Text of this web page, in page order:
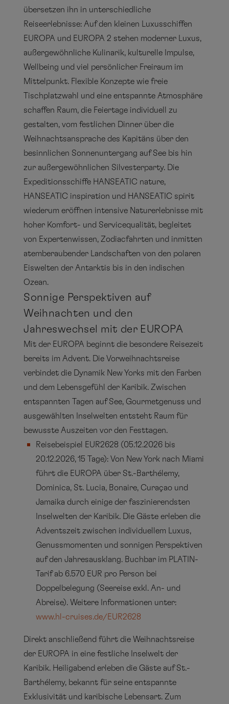
übersetzen ihn in unterschiedliche
Reiseerlebnisse: Auf den kleinen Luxusschiffen
EUROPA und EUROPA 2 stehen moderner Luxus,
außergewöhnliche Kulinarik, kulturelle Impulse,
Wellbeing und viel persönlicher Freiraum im
Mittelpunkt. Flexible Konzepte wie freie
Tischplatzwahl und eine entspannte Atmosphäre
schaffen Raum, die Feiertage individuell zu
gestalten, vom festlichen Dinner über die
Weihnachtsansprache des Kapitäns über den
besinnlichen Sonnenuntergang auf See bis hin
zur außergewöhnlichen Silvesterparty. Die
Expeditionsschiffe HANSEATIC nature,
HANSEATIC inspiration und HANSEATIC spirit
wiederum eröffnen intensive Naturerlebnisse mit
hoher Komfort- und Servicequalität, begleitet
von Expertenwissen, Zodiacfahrten und inmitten
atemberaubender Landschaften von den polaren
Eiswelten der Antarktis bis in den indischen
Ozean.
Sonnige Perspektiven auf
Weihnachten und den
Jahreswechsel mit der EUROPA
Mit der EUROPA beginnt die besondere Reisezeit
bereits im Advent. Die Vorweihnachtsreise
verbindet die Dynamik New Yorks mit den Farben
und dem Lebensgefühl der Karibik. Zwischen
entspannten Tagen auf See, Gourmetgenuss und
ausgewählten Inselwelten entsteht Raum für
bewusste Auszeiten vor den Festtagen.
Reisebeispiel EUR2628 (05.12.2026 bis
20.12.2026, 15 Tage): Von New York nach Miami
führt die EUROPA über St.-Barthélemy,
Dominica, St. Lucia, Bonaire, Curaçao und
Jamaika durch einige der faszinierendsten
Inselwelten der Karibik. Die Gäste erleben die
Adventszeit zwischen individuellem Luxus,
Genussmomenten und sonnigen Perspektiven
auf den Jahresausklang. Buchbar im PLATIN-
Tarif ab 6.570 EUR pro Person bei
Doppelbelegung (Seereise exkl. An- und
Abreise). Weitere Informationen unter:
www.hl-cruises.de/EUR2628
Direkt anschließend führt die Weihnachtsreise
der EUROPA in eine festliche Inselwelt der
Karibik. Heiligabend erleben die Gäste auf St.-
Barthélemy, bekannt für seine entspannte
Exklusivität und karibische Lebensart. Zum